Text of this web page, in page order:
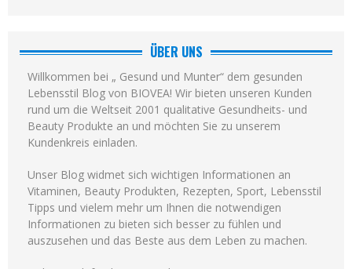
ÜBER UNS
Willkommen bei „ Gesund und Munter“ dem gesunden
Lebensstil Blog von BIOVEA! Wir bieten unseren Kunden
rund um die Weltseit 2001 qualitative Gesundheits- und
Beauty Produkte an und möchten Sie zu unserem
Kundenkreis einladen.
Unser Blog widmet sich wichtigen Informationen an
Vitaminen, Beauty Produkten, Rezepten, Sport, Lebensstil
Tipps und vielem mehr um Ihnen die notwendigen
Informationen zu bieten sich besser zu fühlen und
auszusehen und das Beste aus dem Leben zu machen.